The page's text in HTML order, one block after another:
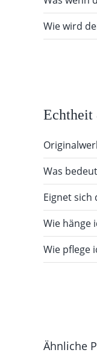
Wie wird
Was
Eignet sich
Wie hänge
Wie pflege
Ähnliche